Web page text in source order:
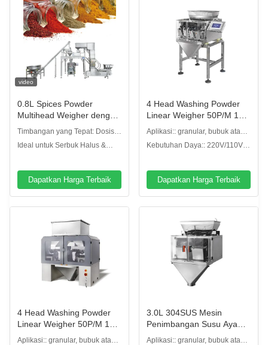
video
0.8L Spices Powder
Multihead Weigher dengan
Sistem Kontrol PLC
Timbangan yang Tepat: Dosis
yang stabil dan tepat untuk
Ideal untuk Serbuk Halus &
penghubung
Dapatkan Harga Terbaik
4 Head Washing Powder
Linear Weigher 50P/M 10''
Layar Sentuh Warna
Aplikasi:: granular, bubuk atau
jenis lainnya
Kebutuhan Daya:: 220V/110V,
Dapatkan Harga Terbaik
4 Head Washing Powder
Linear Weigher 50P/M 10''
Layar Sentuh Warna
Aplikasi:: granular, bubuk atau
3.0L 304SUS Mesin
Penimbangan Susu Ayam
Bubuk
Aplikasi:: granular, bubuk atau